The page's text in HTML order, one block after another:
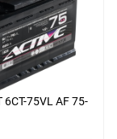
6СТ-75VL АF 75-